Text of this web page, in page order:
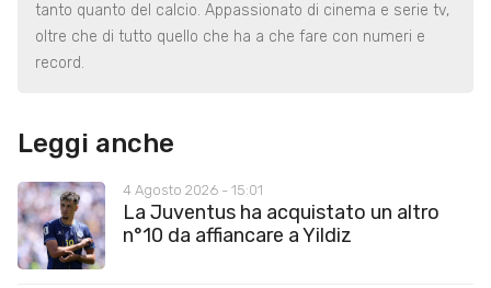
tanto quanto del calcio. Appassionato di cinema e serie tv,
oltre che di tutto quello che ha a che fare con numeri e
record.
Leggi anche
4 Agosto 2026 - 15:01
La Juventus ha acquistato un altro
n°10 da affiancare a Yildiz